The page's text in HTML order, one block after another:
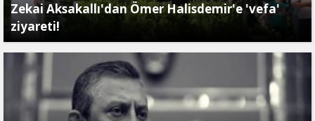
Zekai Aksakallı'dan Ömer Halisdemir'e 'vefa'
ziyareti!